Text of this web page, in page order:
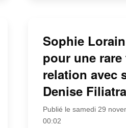
Sophie
pour une
relation avec
Denise
Publié le samedi 29
00:02